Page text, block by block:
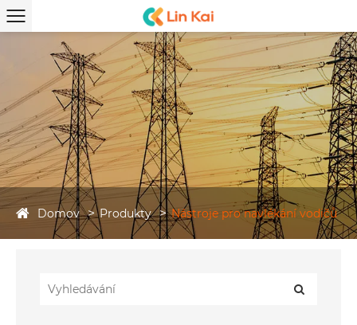
Domov Produkty Nástroje pro navlékání vodičů